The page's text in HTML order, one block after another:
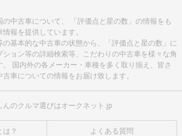
中古車について、 「評価点と星の数」の情報をも
報を提供しています。
基本的な中古車の状態から、「評価点と星の数」に
ション等の詳細検索等、こだわりの中古車を様々な角
国内外の各メーカー・車種を多く取り揃え、皆さ
車についての情報をお届け致します。
んのクルマ選びはオークネット.jp
は？ よくある質問